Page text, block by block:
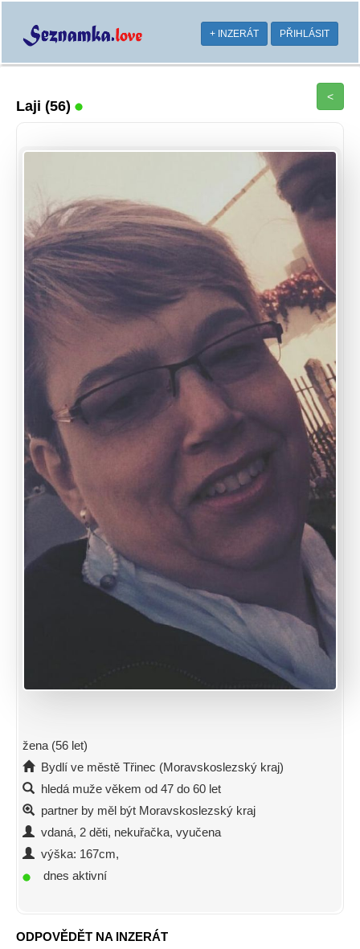
+ INZERÁT PŘIHLÁSIT
Laji (56)
<
žena (56 let)
Bydlí ve městě Třinec (Moravskoslezský kraj)
hledá muže věkem od 47 do 60 let
partner by měl být Moravskoslezský kraj
vdaná, 2 děti, nekuřačka, vyučena
výška: 167cm,
dnes aktivní
ODPOVĚDĚT NA INZERÁT